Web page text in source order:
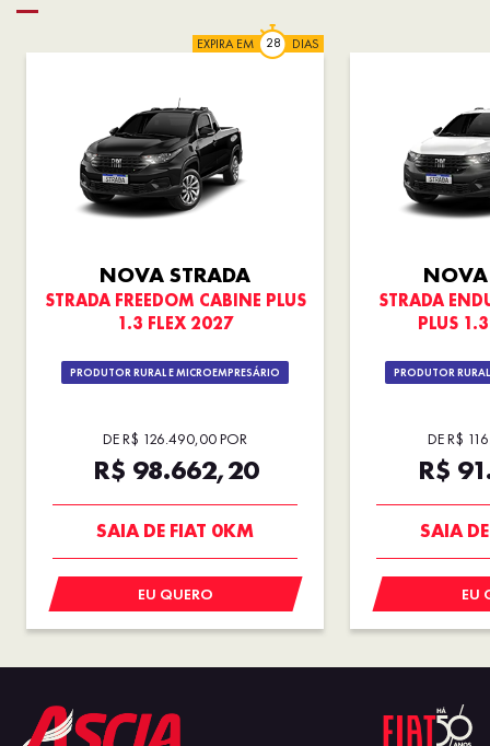
EXPIRA EM DIAS
NOVA STRADA
STRADA FREEDOM CABINE PLUS
1.3 FLEX 2027
PRODUTOR RURAL E MICROEMPRESÁRIO
DE R$ 126.490,00 POR
R$ 98.662,20
SAIA DE FIAT 0KM
SUPER DESCONTO
EU QUERO
NOVA
STRADA
PLUS
PRODUTOR
DE R$
R$
SAIA
EU